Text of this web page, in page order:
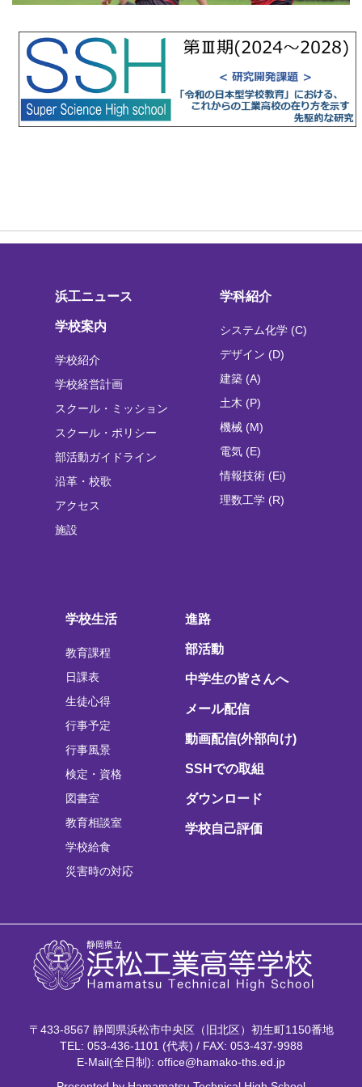
浜工ニュース
学校案内
学校紹介
学校経営計画
スクール・ミッション
スクール・ポリシー
部活動ガイドライン
沿革・校歌
アクセス
施設
学科紹介
システム化学 (C)
デザイン (D)
建築 (A)
土木 (P)
機械 (M)
電気 (E)
情報技術 (Ei)
理数工学 (R)
学校生活
教育課程
日課表
生徒心得
行事予定
行事風景
検定・資格
図書室
教育相談室
学校給食
災害時の対応
進路
部活動
中学生の皆さんへ
メール配信
動画配信(外部向け)
SSHでの取組
ダウンロード
学校自己評価
〒433-8567 静岡県浜松市中央区（旧北区）初生町1150番地
TEL: 053-436-1101 (代表) / FAX: 053-437-9988
E-Mail(全日制): office@hamako-ths.ed.jp